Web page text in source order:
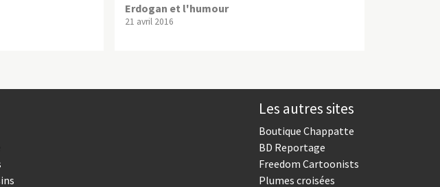
Erdogan et l'humour
21 avril 2016
Les autres sites
Boutique Chappatte
BD Reportage
Freedom Cartoonists
Plumes croisées